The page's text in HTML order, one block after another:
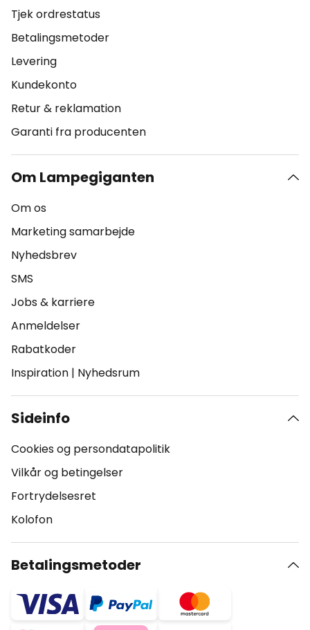
Tjek ordrestatus
Betalingsmetoder
Levering
Kundekonto
Retur & reklamation
Garanti fra producenten
Om Lampegiganten
Om os
Marketing samarbejde
Nyhedsbrev
SMS
Jobs & karriere
Anmeldelser
Rabatkoder
Inspiration | Nyhedsrum
Sideinfo
Cookies og persondatapolitik
Vilkår og betingelser
Fortrydelsesret
Kolofon
Betalingsmetoder